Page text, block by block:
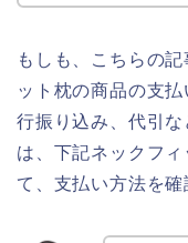
もしも、こちらの
ット枕の商品の支
行振り込み、代引
は、下記ネックフ
て、支払い方法を